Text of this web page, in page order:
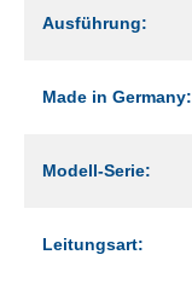
Ausführung:
Made in Germany:
Modell-Serie:
Leitungsart: